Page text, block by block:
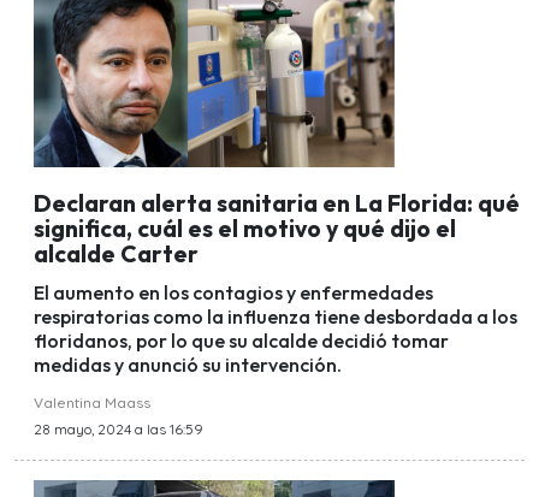
Declaran alerta sanitaria en La Florida: qué
significa, cuál es el motivo y qué dijo el
alcalde Carter
El aumento en los contagios y enfermedades
respiratorias como la influenza tiene desbordada a los
floridanos, por lo que su alcalde decidió tomar
medidas y anunció su intervención.
Valentina Maass
28 mayo, 2024 a las 16:59